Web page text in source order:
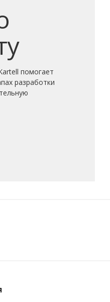
помогает
разработки